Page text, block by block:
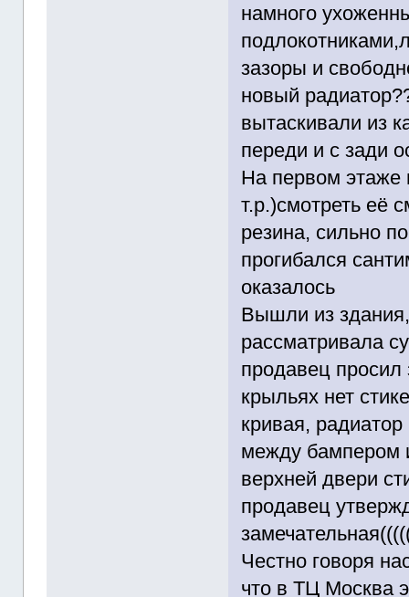
намного
зазоры и
новый
вытаскивали из
переди и с зади
На первом
т.р.)смотреть её
резина, сильно
прогибался
оказалось
Вышли из
рассматривала
продавец
крыльях нет
кривая,
между бампером
верхней двери
продавец
Честно говоря
что в ТЦ Москва